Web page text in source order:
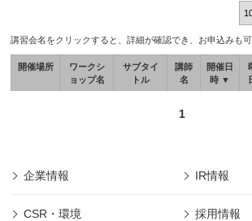
講習会名をクリックすると、詳細が確認でき、お申込みも可
開催場所
ワークシ
ョップ名
サブタイ
トル
講師
名
開催日
時 ▼
1
企業情報 IR情報
CSR・環境 採用情報